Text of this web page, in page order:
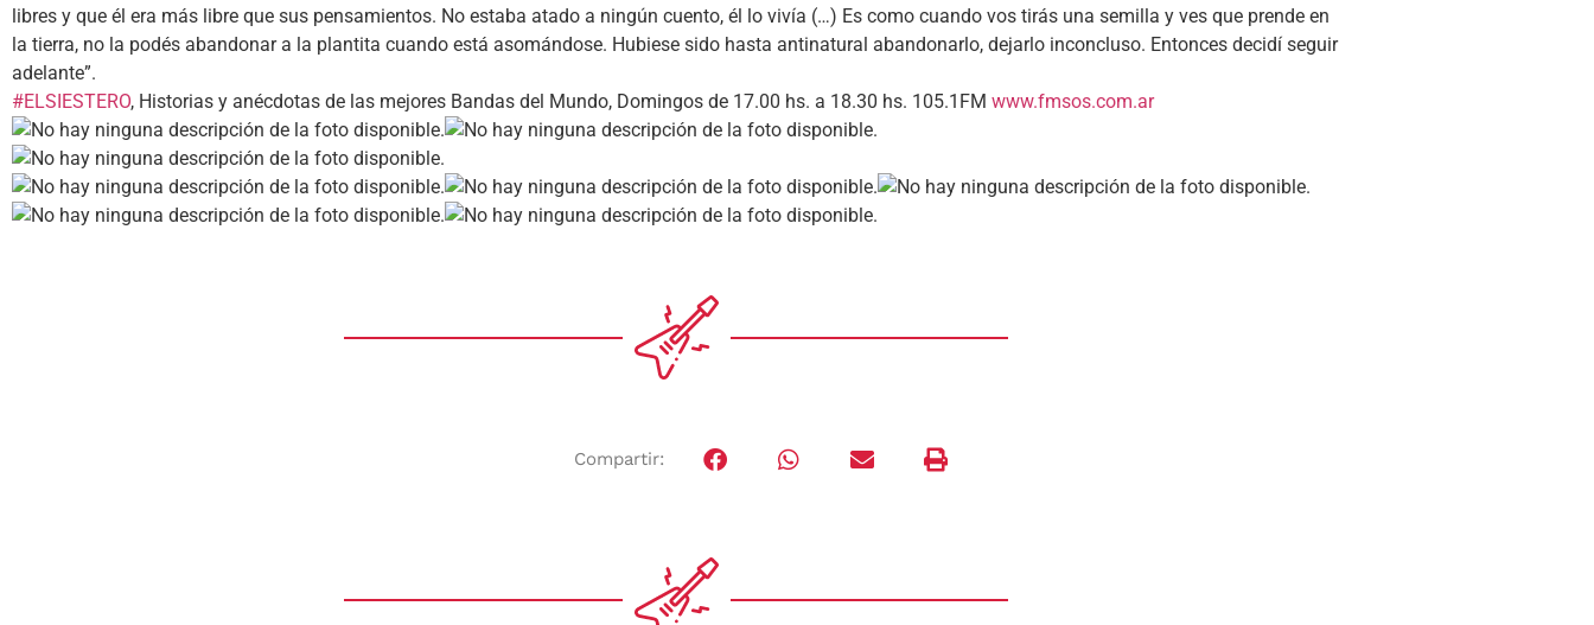
libres y que él era más libre que sus pensamientos. No estaba atado a ningún cuento, él lo vivía (…) Es como cuando vos tirás una semilla y ves que prende en
la tierra, no la podés abandonar a la plantita cuando está asomándose. Hubiese sido hasta antinatural abandonarlo, dejarlo inconcluso. Entonces decidí seguir
adelante”.
#ELSIESTERO, Historias y anécdotas de las mejores Bandas del Mundo, Domingos de 17.00 hs. a 18.30 hs. 105.1FM www.fmsos.com.ar
Compartir: